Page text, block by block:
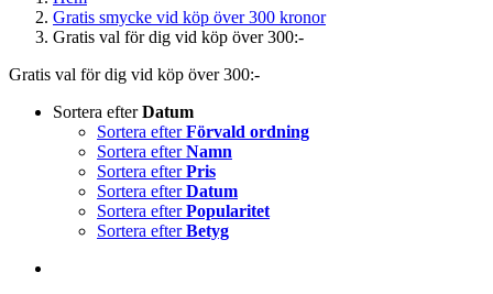
Gratis smycke vid köp över 300 kronor
Gratis val för dig vid köp över 300:-
Gratis val för dig vid köp över 300:-
Sortera efterDatum
Sortera efterFörvald ordning
Sortera efterNamn
Sortera efterPris
Sortera efterDatum
Sortera efterPopularitet
Sortera efterBetyg